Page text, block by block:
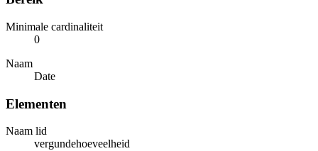
Minimale cardinaliteit
0
Naam
Date
Elementen
Naam lid
vergundehoeveelheid